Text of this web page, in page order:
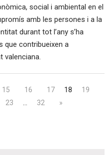
social i ambiental en el
amb les persones i a la
durant tot l’any s’ha
que contribueixen a
valenciana.
15 16 17 18
19
23 32 »